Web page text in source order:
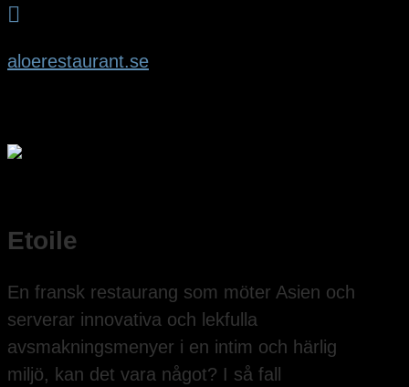

aloerestaurant.se
Etoile
En fransk restaurang som möter Asien och
serverar innovativa och lekfulla
avsmakningsmenyer i en intim och härlig
miljö, kan det vara något? I så fall